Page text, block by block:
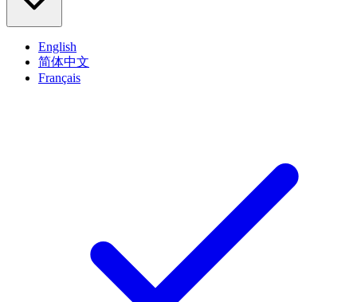
English
简体中文
Français